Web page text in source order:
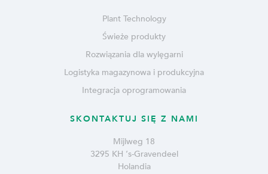
Plant Technology
Świeże produkty
Rozwiązania dla wylęgarni
Logistyka magazynowa i produkcyjna
Integracja oprogramowania
SKONTAKTUJ SIĘ Z NAMI
Mijlweg 18
3295 KH ‘s-Gravendeel
Holandia